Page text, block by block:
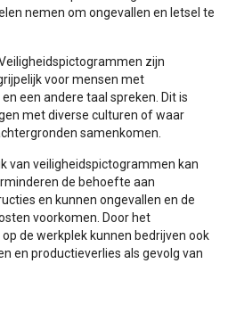
nemen om ongevallen en letsel te
zijn
voor mensen met
een andere taal spreken. Dit is
met diverse culturen of waar
samenkomen.
van veiligheidspictogrammen kan
de behoefte aan
en kunnen ongevallen en de
voorkomen. Door het
de werkplek kunnen bedrijven ook
en productieverlies als gevolg van